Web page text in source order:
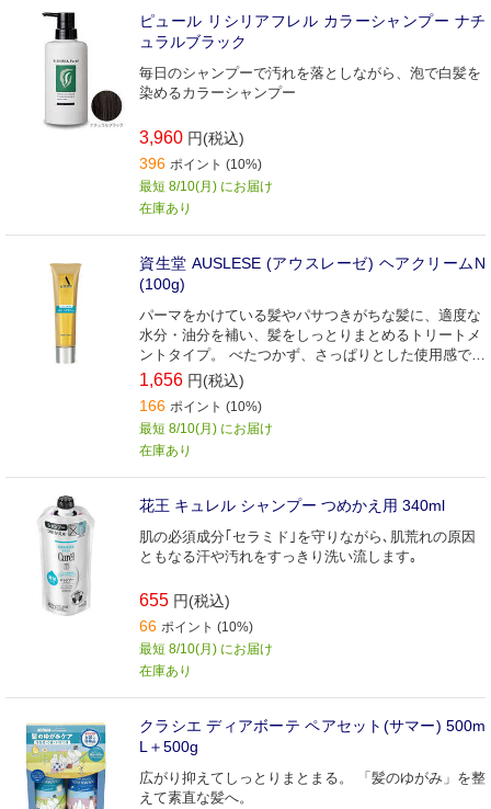
ピュール リシリアフレル カラーシャンプー ナチ
ュラルブラック
毎日のシャンプーで汚れを落としながら、泡で白髪を
染めるカラーシャンプー
3,960 円(税込)
396 ポイント (10%)
最短 8/10(月) にお届け
在庫あり
資生堂 AUSLESE (アウスレーゼ) ヘアクリームN
(100g)
パーマをかけている髪やパサつきがちな髪に、適度な
水分・油分を補い、髪をしっとりまとめるトリートメ
ントタイプ。 べたつかず、さっぱりとした使用感で
す。
1,656 円(税込)
166 ポイント (10%)
最短 8/10(月) にお届け
在庫あり
花王 キュレル シャンプー つめかえ用 340ml
肌の必須成分｢セラミド｣を守りながら､肌荒れの原因
ともなる汗や汚れをすっきり洗い流します｡
655 円(税込)
66 ポイント (10%)
最短 8/10(月) にお届け
在庫あり
クラシエ ディアボーテ ペアセット(サマー) 500m
L＋500g
広がり抑えてしっとりまとまる。 「髪のゆがみ」を整
えて素直な髪へ。